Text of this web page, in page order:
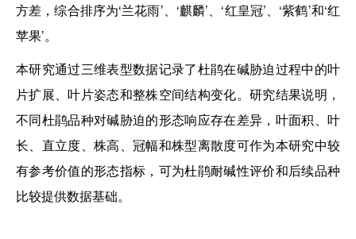
方差，综合排序为‘兰花雨’、‘麒麟’、‘红皇冠’、‘紫鹤’和‘红
苹果’。
本研究通过三维表型数据记录了杜鹃在碱胁迫过程中的叶
片扩展、叶片姿态和整株空间结构变化。研究结果说明，
不同杜鹃品种对碱胁迫的形态响应存在差异，叶面积、叶
长、直立度、株高、冠幅和株型离散度可作为本研究中较
有参考价值的形态指标，可为杜鹃耐碱性评价和后续品种
比较提供数据基础。